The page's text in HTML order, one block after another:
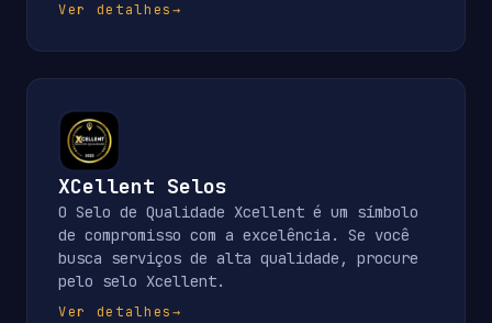
Ver detalhes→
XCellent Selos
O Selo de Qualidade Xcellent é um símbolo
de compromisso com a excelência. Se você
busca serviços de alta qualidade, procure
pelo selo Xcellent.
Ver detalhes→